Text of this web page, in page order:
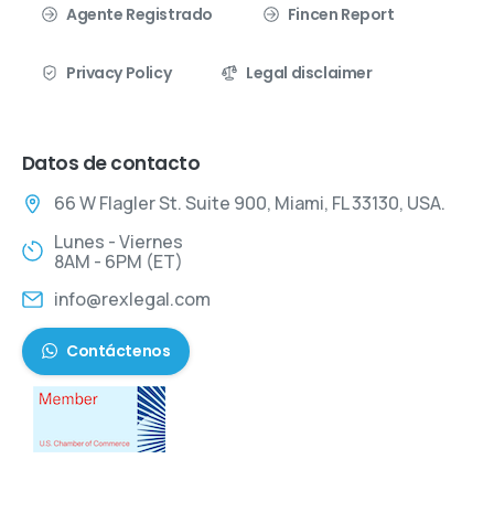
Agente Registrado Fincen Report
Privacy Policy Legal disclaimer
Datos de contacto
66 W Flagler St. Suite 900, Miami, FL 33130, USA.
Lunes - Viernes
8AM - 6PM (ET)
info@rexlegal.com
Contáctenos